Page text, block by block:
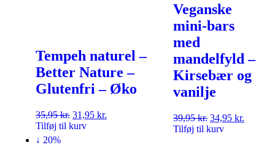
Tempeh naturel –
Better Nature –
Glutenfri – Øko
35,95kr. 31,95 kr.
Tilføj til kurv
Veganske
mini-bars
med
mandelfyld –
Kirsebær og
vanilje
39,95kr. 34,95 kr.
Tilføj til kurv
↓ 20%